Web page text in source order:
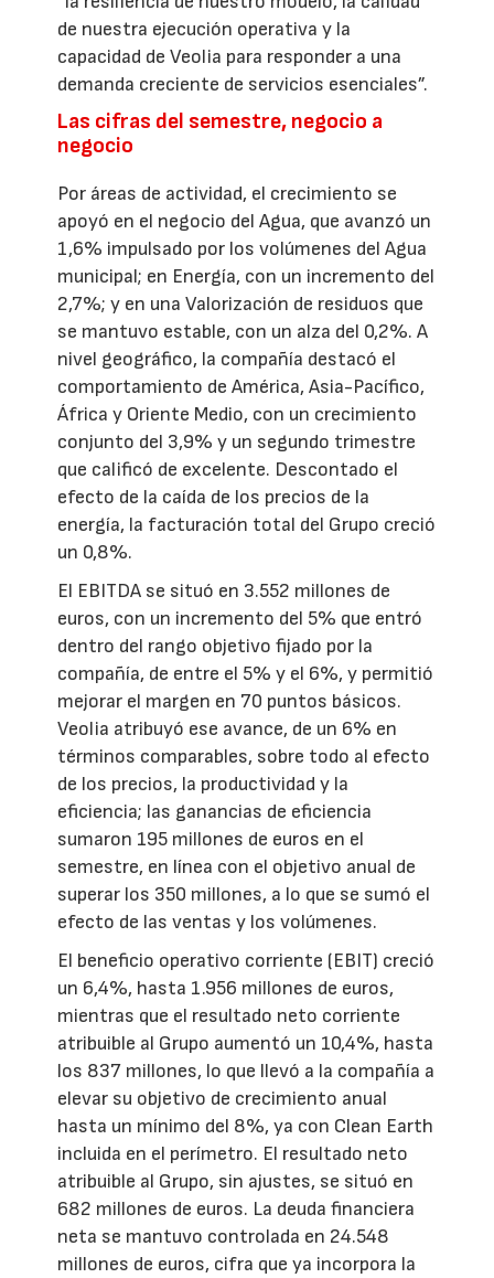
de nuestra ejecución operativa y la
capacidad de Veolia para responder a una
demanda creciente de servicios esenciales”.
Las cifras del semestre, negocio a
negocio
Por áreas de actividad, el crecimiento se
apoyó en el negocio del Agua, que avanzó un
1,6% impulsado por los volúmenes del Agua
municipal; en Energía, con un incremento del
2,7%; y en una Valorización de residuos que
se mantuvo estable, con un alza del 0,2%. A
nivel geográfico, la compañía destacó el
comportamiento de América, Asia-Pacífico,
África y Oriente Medio, con un crecimiento
conjunto del 3,9% y un segundo trimestre
que calificó de excelente. Descontado el
efecto de la caída de los precios de la
energía, la facturación total del Grupo creció
un 0,8%.
El EBITDA se situó en 3.552 millones de
euros, con un incremento del 5% que entró
dentro del rango objetivo fijado por la
compañía, de entre el 5% y el 6%, y permitió
mejorar el margen en 70 puntos básicos.
Veolia atribuyó ese avance, de un 6% en
términos comparables, sobre todo al efecto
de los precios, la productividad y la
eficiencia; las ganancias de eficiencia
sumaron 195 millones de euros en el
semestre, en línea con el objetivo anual de
superar los 350 millones, a lo que se sumó el
efecto de las ventas y los volúmenes.
El beneficio operativo corriente (EBIT) creció
un 6,4%, hasta 1.956 millones de euros,
mientras que el resultado neto corriente
atribuible al Grupo aumentó un 10,4%, hasta
los 837 millones, lo que llevó a la compañía a
elevar su objetivo de crecimiento anual
hasta un mínimo del 8%, ya con Clean Earth
incluida en el perímetro. El resultado neto
atribuible al Grupo, sin ajustes, se situó en
682 millones de euros. La deuda financiera
neta se mantuvo controlada en 24.548
millones de euros, cifra que ya incorpora la